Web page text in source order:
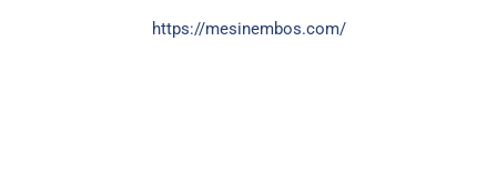
https://mesinembos.com/